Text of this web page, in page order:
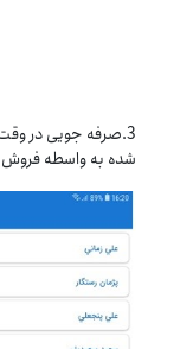
3.صرفه جویی در
شده به واسطه فروش